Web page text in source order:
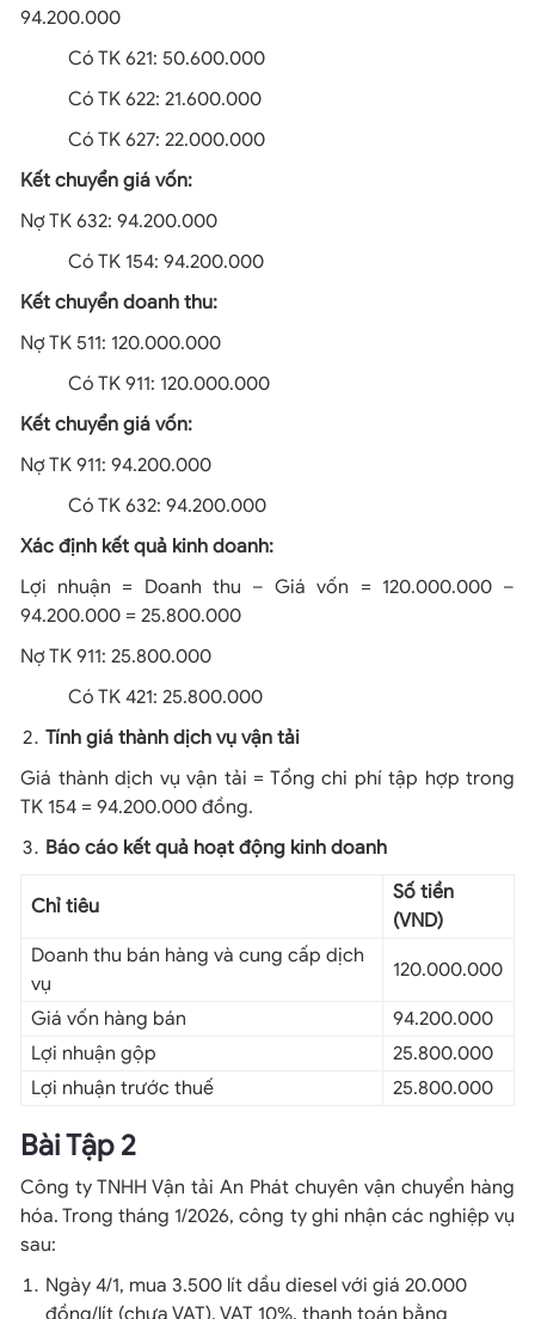
94.200.000
Có TK 621: 50.600.000
Có TK 622: 21.600.000
Có TK 627: 22.000.000
Kết chuyển giá vốn:
Nợ TK 632: 94.200.000
Có TK 154: 94.200.000
Kết chuyển doanh thu:
Nợ TK 511: 120.000.000
Có TK 911: 120.000.000
Kết chuyển giá vốn:
Nợ TK 911: 94.200.000
Có TK 632: 94.200.000
Xác định kết quả kinh doanh:
Lợi nhuận = Doanh thu – Giá vốn = 120.000.000 –
94.200.000 = 25.800.000
Nợ TK 911: 25.800.000
Có TK 421: 25.800.000
Tính giá thành dịch vụ vận tải
Giá thành dịch vụ vận tải = Tổng chi phí tập hợp trong
TK 154 = 94.200.000 đồng.
Báo cáo kết quả hoạt động kinh doanh
Chỉ tiêu
Số tiền
(VND)
Doanh thu bán hàng và cung cấp dịch
vụ
120.000.000
Giá vốn hàng bán
94.200.000
Lợi nhuận gộp
25.800.000
Lợi nhuận trước thuế
25.800.000
Bài Tập 2
Công ty TNHH Vận tải An Phát chuyên vận chuyển hàng
hóa. Trong tháng 1/2026, công ty ghi nhận các nghiệp vụ
sau:
Ngày 4/1, mua 3.500 lít dầu diesel với giá 20.000
đồng/lít (chưa VAT), VAT 10%, thanh toán bằng